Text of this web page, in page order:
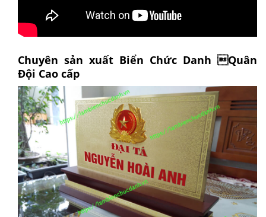
Chuyên sản xuất Biển Chức Danh Quân
Đội Cao cấp